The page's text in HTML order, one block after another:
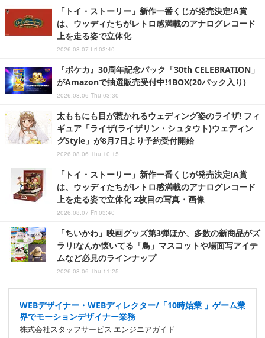
「トイ・ストーリー」新作一番くじが発売決定!A賞
は、ウッディたちがレトロ感満載のアナログレコード
上を走る姿で立体化
2026.08.07 Fri 03:40
『ポケカ』30周年記念パック「30th CELEBRATION」
がAmazonで抽選販売受付中!1BOX(20パック入り)
2026.08.06 Thu 03:30
太ももにも目が惹かれるウェディング姿のライザ! フィ
ギュア「ライザ(ライザリン・シュタウト)ウェディン
グStyle」が8月7日より予約受付開始
2026.08.06 Thu 10:15
「トイ・ストーリー」新作一番くじが発売決定!A賞
は、ウッディたちがレトロ感満載のアナログレコード
上を走る姿で立体化 2枚目の写真・画像
2026.08.07 Fri 03:40
「ちいかわ」映画グッズ第3弾ほか、多数の新商品がズ
ラリ!なんか懐いてる「鳥」マスコットや場面写アイテ
ムなど必見のラインナップ
2026.08.06 Thu 11:25
WEBデザイナー・WEBディレクター/「10時始業 」ゲーム業
界でモーションデザイナー業務
株式会社スタッフサービス エンジニアガイド